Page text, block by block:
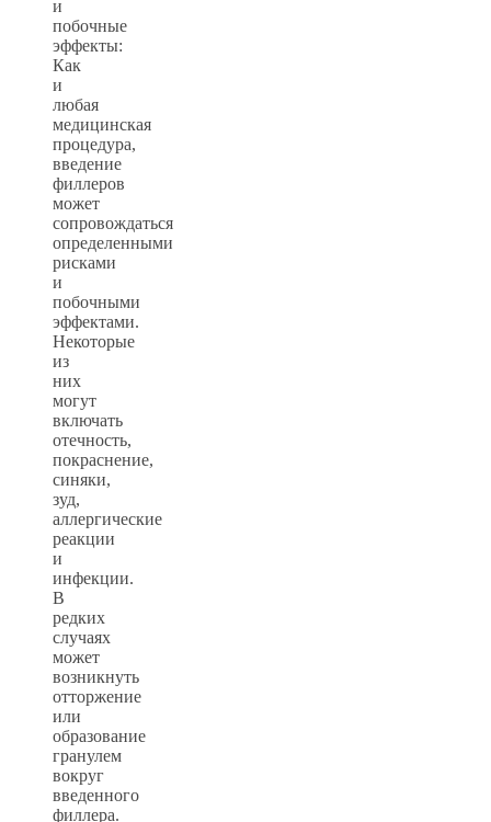
и
побочные
эффекты:
Как
и
любая
медицинская
процедура,
введение
филлеров
может
сопровождаться
определенными
рисками
и
побочными
эффектами.
Некоторые
из
них
могут
включать
отечность,
покраснение,
синяки,
зуд,
аллергические
реакции
и
инфекции.
В
редких
случаях
может
возникнуть
отторжение
или
образование
гранулем
вокруг
введенного
филлера.